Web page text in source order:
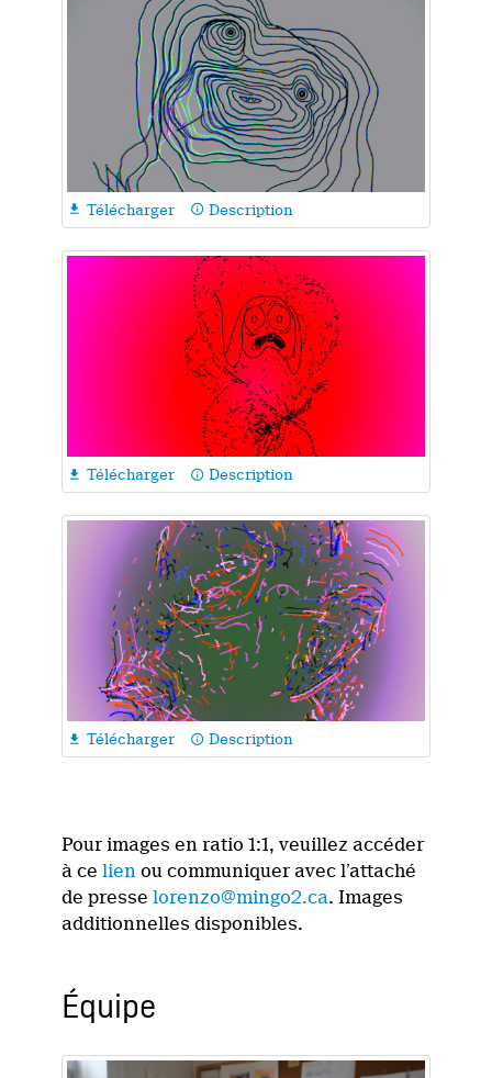
 Télécharger info_outline Description
 Télécharger info_outline Description
 Télécharger info_outline Description
Pour images en ratio 1:1, veuillez accéder
à celien ou communiquer avec l’attaché
de presselorenzo@mingo2.ca. Images
additionnelles disponibles.
Équipe